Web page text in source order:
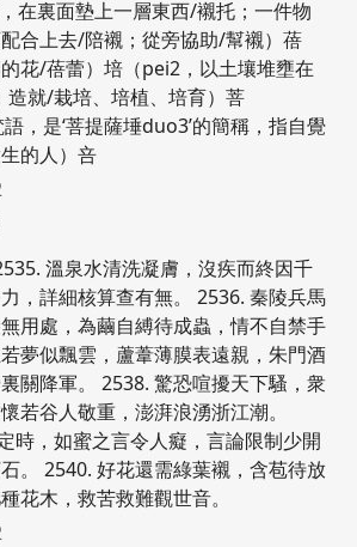
在裏面墊上一層東西/襯托；一件物
合上去/陪襯；從旁協助/幫襯）蓓
的花/蓓蕾）培（pei2，以土壤堆壅在
造就/栽培、培植、培育）菩
語，是‘菩提薩埵duo3’的簡稱，指自覺
的人）咅
溫泉水清洗凝膚，沒疾而終因千
，詳細核算查有無。 2536. 秦陵兵馬
用處，為繭自縛待成蟲，情不自禁手
夢似飄雲，蘆葦薄膜表遠親，朱門酒
關降軍。 2538. 驚恐喧擾天下騷，衆
若谷人敬重，澎湃浪湧浙江潮。
時，如蜜之言令人癡，言論限制少開
。 2540. 好花還需綠葉襯，含苞待放
花木，救苦救難觀世音。